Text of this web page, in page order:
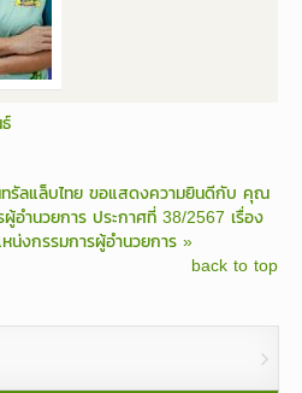
ทรัลแล็บไทย ขอแสดงความยินดีกับ คุณ
อำนวยการ ประกาศที่ 38/2567 เรื่อง
งกรรมการผู้อำนวยการ »
back to top